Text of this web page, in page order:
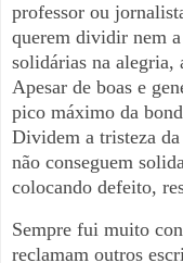
professor ou
querem dividir nem a
solidárias na alegria,
Apesar de boas e
pico máximo da
Dividem a tristeza
não conseguem
colocando defeito,
Sempre fui muito
reclamam outros